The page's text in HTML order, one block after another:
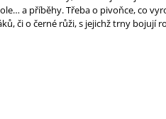
a příběhy. Třeba o pivoňce, co
či o černé růži, s jejichž trny bojují